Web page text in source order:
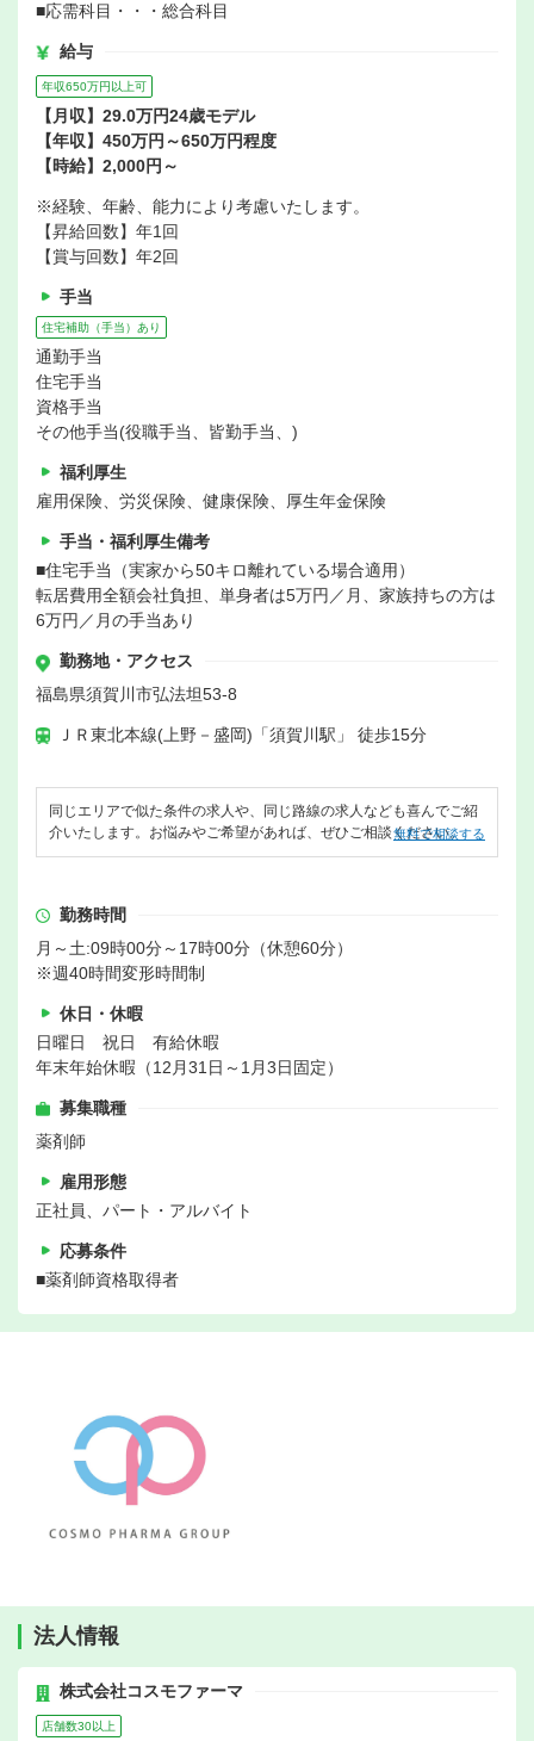
■応需科目・・・総合科目
給与
年収650万円以上可
【月収】29.0万円24歳モデル
【年収】450万円～650万円程度
【時給】2,000円～
※経験、年齢、能力により考慮いたします。
【昇給回数】年1回
【賞与回数】年2回
手当
住宅補助（手当）あり
通勤手当
住宅手当
資格手当
その他手当(役職手当、皆勤手当、)
福利厚生
雇用保険、労災保険、健康保険、厚生年金保険
手当・福利厚生備考
■住宅手当（実家から50キロ離れている場合適用）
転居費用全額会社負担、単身者は5万円／月、家族持ちの方は
6万円／月の手当あり
勤務地・アクセス
福島県須賀川市弘法坦53-8
ＪＲ東北本線(上野－盛岡)「須賀川駅」 徒歩15分
同じエリアで似た条件の求人や、同じ路線の求人なども喜んでご紹
介いたします。お悩みやご希望があれば、ぜひご相談ください。
無料で相談する
勤務時間
月～土:09時00分～17時00分（休憩60分）
※週40時間変形時間制
休日・休暇
日曜日 祝日 有給休暇
年末年始休暇（12月31日～1月3日固定）
募集職種
薬剤師
雇用形態
正社員、パート・アルバイト
応募条件
■薬剤師資格取得者
法人情報
株式会社コスモファーマ
店舗数30以上